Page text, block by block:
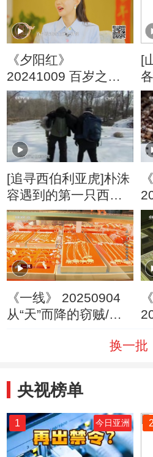
《夕阳红》
20241009 百岁之门
长寿指南 第9集 夫妻
共寿
[
[追寻西伯利亚虎]朴洙
容遇到的第一只西伯
利亚虎
《一线》 20250904
从“天”而降的窃贼/消
换一批
央视榜单
1 今日亚洲 2